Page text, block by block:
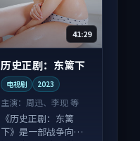
41:29
历史正剧：东篱下
电视剧 2023
主演： 周迅、李现 等
《历史正剧：东篱
下》是一部战争向电